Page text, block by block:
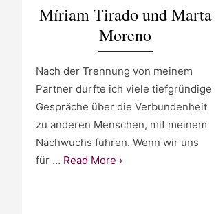
Míriam Tirado und Marta
Moreno
Nach der Trennung von meinem
Partner durfte ich viele tiefgründige
Gespräche über die Verbundenheit
zu anderen Menschen, mit meinem
Nachwuchs führen. Wenn wir uns
für … Read More ›